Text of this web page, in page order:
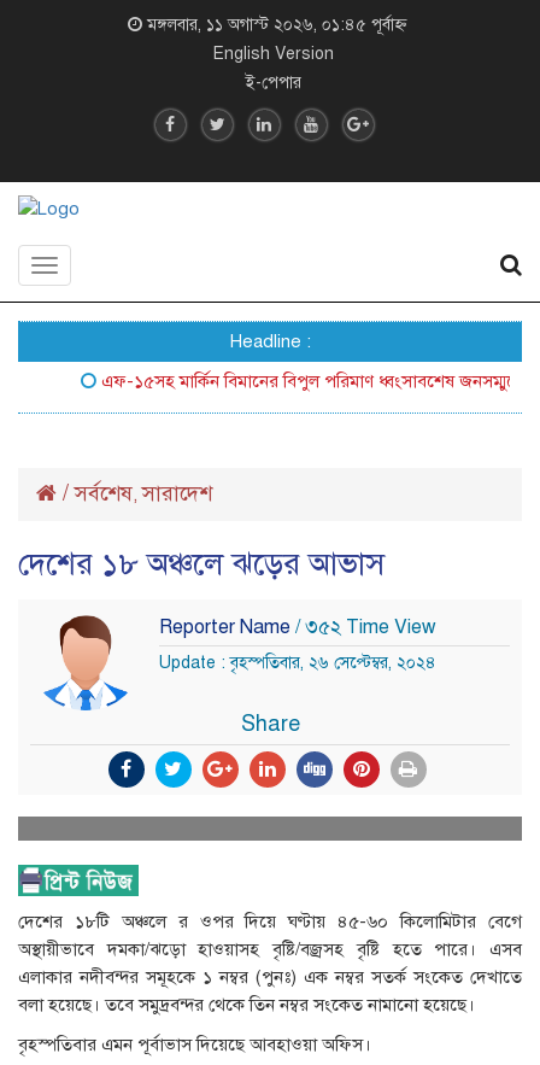
মঙ্গলবার, ১১ অগাস্ট ২০২৬, ০১:৪৫ পূর্বাহ্ন
English Version
ই-পেপার
Toggle
Headline :
এফ-১৫সহ মার্কিন বিমানের বিপুল পরিমাণ ধ্বংসাবশেষ জনসম্মুখে আনল
/সর্বশেষ,সারাদেশ
দেশের ১৮ অঞ্চলে ঝড়ের আভাস
Reporter Name / ৩৫২ Time View
Update : বৃহস্পতিবার, ২৬ সেপ্টেম্বর, ২০২৪
Share
দেশের ১৮টি অঞ্চলে র ওপর দিয়ে ঘণ্টায় ৪৫-৬০ কিলোমিটার বেগে
অস্থায়ীভাবে দমকা/ঝড়ো হাওয়াসহ বৃষ্টি/বজ্রসহ বৃষ্টি হতে পারে। এসব
এলাকার নদীবন্দর সমূহকে ১ নম্বর (পুনঃ) এক নম্বর সতর্ক সংকেত দেখাতে
বলা হয়েছে। তবে সমুদ্রবন্দর থেকে তিন নম্বর সংকেত নামানো হয়েছে।
বৃহস্পতিবার এমন পূর্বাভাস দিয়েছে আবহাওয়া অফিস।